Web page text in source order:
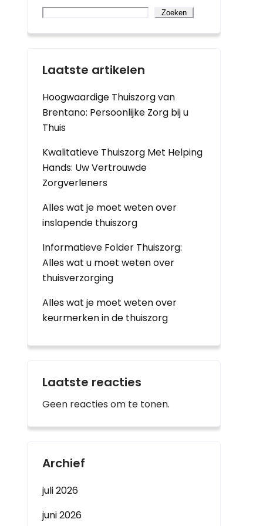
Zoeken
Laatste artikelen
Hoogwaardige Thuiszorg van
Brentano: Persoonlijke Zorg bij u
Thuis
Kwalitatieve Thuiszorg Met Helping
Hands: Uw Vertrouwde
Zorgverleners
Alles wat je moet weten over
inslapende thuiszorg
Informatieve Folder Thuiszorg:
Alles wat u moet weten over
thuisverzorging
Alles wat je moet weten over
keurmerken in de thuiszorg
Laatste reacties
Geen reacties om te tonen.
Archief
juli 2026
juni 2026